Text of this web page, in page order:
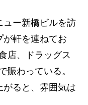
ー新橋ビルを訪
が軒を連ねてお
店、ドラッグス
賑わっている。
がると、雰囲気は